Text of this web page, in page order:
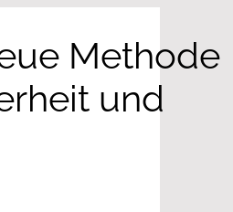
Methode
und